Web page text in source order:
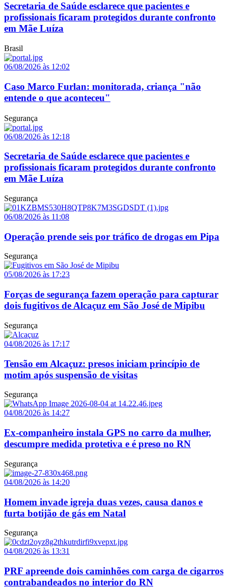
Secretaria de Saúde esclarece que pacientes e
profissionais ficaram protegidos durante confronto
em Mãe Luíza
Brasil
06/08/2026 às 12:02
Caso Marco Furlan: monitorada, criança "não
entende o que aconteceu"
Segurança
06/08/2026 às 12:18
Secretaria de Saúde esclarece que pacientes e
profissionais ficaram protegidos durante confronto
em Mãe Luíza
Segurança
06/08/2026 às 11:08
Operação prende seis por tráfico de drogas em Pipa
Segurança
05/08/2026 às 17:23
Forças de segurança fazem operação para capturar
dois fugitivos de Alcaçuz em São José de Mipibu
Segurança
04/08/2026 às 17:17
Tensão em Alcaçuz: presos iniciam princípio de
motim após suspensão de visitas
Segurança
04/08/2026 às 14:27
Ex-companheiro instala GPS no carro da mulher,
descumpre medida protetiva e é preso no RN
Segurança
04/08/2026 às 14:20
Homem invade igreja duas vezes, causa danos e
furta botijão de gás em Natal
Segurança
04/08/2026 às 13:31
PRF apreende dois caminhões com carga de cigarros
contrabandeados no interior do RN